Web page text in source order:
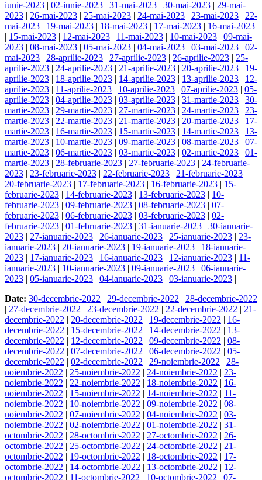
iunie-2023 | 02-iunie-2023 | 31-mai-2023 | 30-mai-2023 | 29-mai-
2023 | 26-mai-2023 | 25-mai-2023 | 24-mai-2023 | 23-mai-2023 | 22-
mai-2023 | 19-mai-2023 | 18-mai-2023 | 17-mai-2023 | 16-mai-2023
| 15-mai-2023 | 12-mai-2023 | 11-mai-2023 | 10-mai-2023 | 09-mai-
2023 | 08-mai-2023 | 05-mai-2023 | 04-mai-2023 | 03-mai-2023 | 02-
mai-2023 | 28-aprilie-2023 | 27-aprilie-2023 | 26-aprilie-2023 | 25-
aprilie-2023 | 24-aprilie-2023 | 21-aprilie-2023 | 20-aprilie-2023 | 19-
aprilie-2023 | 18-aprilie-2023 | 14-aprilie-2023 | 13-aprilie-2023 | 12-
aprilie-2023 | 11-aprilie-2023 | 10-aprilie-2023 | 07-aprilie-2023 | 05-
aprilie-2023 | 04-aprilie-2023 | 03-aprilie-2023 | 31-martie-2023 | 30-
martie-2023 | 29-martie-2023 | 27-martie-2023 | 24-martie-2023 | 23-
martie-2023 | 22-martie-2023 | 21-martie-2023 | 20-martie-2023 | 17-
martie-2023 | 16-martie-2023 | 15-martie-2023 | 14-martie-2023 | 13-
martie-2023 | 10-martie-2023 | 09-martie-2023 | 08-martie-2023 | 07-
martie-2023 | 06-martie-2023 | 03-martie-2023 | 02-martie-2023 | 01-
martie-2023 | 28-februarie-2023 | 27-februarie-2023 | 24-februarie-
2023 | 23-februarie-2023 | 22-februarie-2023 | 21-februarie-2023 |
20-februarie-2023 | 17-februarie-2023 | 16-februarie-2023 | 15-
februarie-2023 | 14-februarie-2023 | 13-februarie-2023 | 10-
februarie-2023 | 09-februarie-2023 | 08-februarie-2023 | 07-
februarie-2023 | 06-februarie-2023 | 03-februarie-2023 | 02-
februarie-2023 | 01-februarie-2023 | 31-ianuarie-2023 | 30-ianuarie-
2023 | 27-ianuarie-2023 | 26-ianuarie-2023 | 25-ianuarie-2023 | 23-
ianuarie-2023 | 20-ianuarie-2023 | 19-ianuarie-2023 | 18-ianuarie-
2023 | 17-ianuarie-2023 | 16-ianuarie-2023 | 12-ianuarie-2023 | 11-
ianuarie-2023 | 10-ianuarie-2023 | 09-ianuarie-2023 | 06-ianuarie-
2023 | 05-ianuarie-2023 | 04-ianuarie-2023 | 03-ianuarie-2023 |
Date: 30-decembrie-2022 | 29-decembrie-2022 | 28-decembrie-2022
| 27-decembrie-2022 | 23-decembrie-2022 | 22-decembrie-2022 | 21-
decembrie-2022 | 20-decembrie-2022 | 19-decembrie-2022 | 16-
decembrie-2022 | 15-decembrie-2022 | 14-decembrie-2022 | 13-
decembrie-2022 | 12-decembrie-2022 | 09-decembrie-2022 | 08-
decembrie-2022 | 07-decembrie-2022 | 06-decembrie-2022 | 05-
decembrie-2022 | 02-decembrie-2022 | 29-noiembrie-2022 | 28-
noiembrie-2022 | 25-noiembrie-2022 | 24-noiembrie-2022 | 23-
noiembrie-2022 | 22-noiembrie-2022 | 18-noiembrie-2022 | 16-
noiembrie-2022 | 15-noiembrie-2022 | 14-noiembrie-2022 | 11-
noiembrie-2022 | 10-noiembrie-2022 | 09-noiembrie-2022 | 08-
noiembrie-2022 | 07-noiembrie-2022 | 04-noiembrie-2022 | 03-
noiembrie-2022 | 02-noiembrie-2022 | 01-noiembrie-2022 | 31-
octombrie-2022 | 28-octombrie-2022 | 27-octombrie-2022 | 26-
octombrie-2022 | 25-octombrie-2022 | 24-octombrie-2022 | 21-
octombrie-2022 | 19-octombrie-2022 | 18-octombrie-2022 | 17-
octombrie-2022 | 14-octombrie-2022 | 13-octombrie-2022 | 12-
octombrie-2022 | 11-octombrie-2022 | 10-octombrie-2022 | 07-